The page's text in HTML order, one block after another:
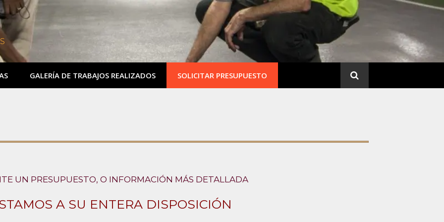
GALERÍA DE TRABAJOS REALIZADOS SOLICITAR PRESUPUESTO
UN PRESUPUESTO, O INFORMACIÓN MÁS DETALLADA
A SU ENTERA DISPOSICIÓN